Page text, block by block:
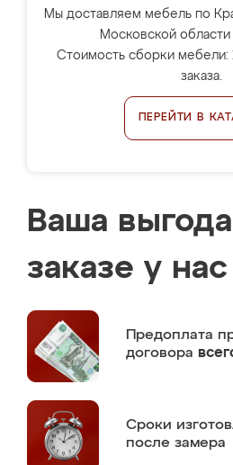
Мы доставляем мебель по
Московской области
Стоимость сборки мебели:
заказа.
ПЕРЕЙТИ В
Ваша
заказе у нас
Предоплата
договора
Сроки
после замера